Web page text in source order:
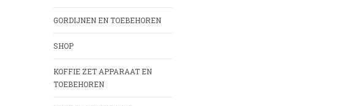
GORDIJNEN EN TOEBEHOREN
SHOP
KOFFIE ZET APPARAAT EN
TOEBEHOREN